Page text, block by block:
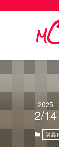
2025
2/14
講義